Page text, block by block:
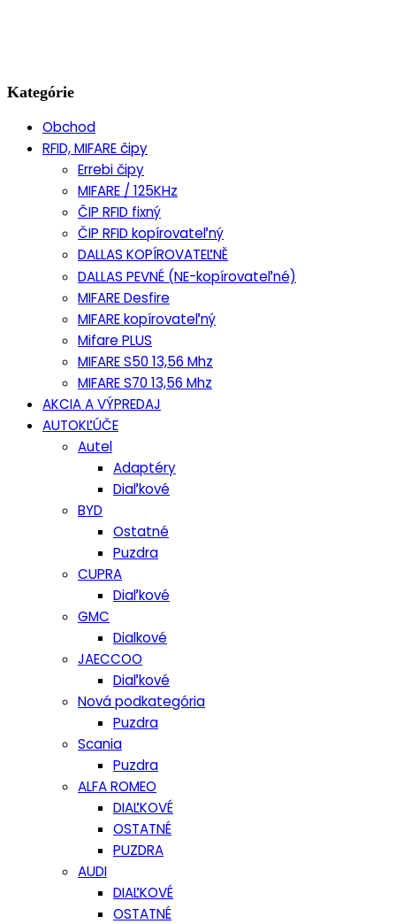
Kategórie
Obchod
RFID, MIFARE čipy
Errebi čipy
MIFARE / 125KHz
ČIP RFID fixný
ČIP RFID kopírovateľný
DALLAS KOPÍROVATEĽNĚ
DALLAS PEVNÉ (NE-kopírovateľné)
MIFARE Desfire
MIFARE kopírovateľný
Mifare PLUS
MIFARE S50 13,56 Mhz
MIFARE S70 13,56 Mhz
AKCIA A VÝPREDAJ
AUTOKĽÚČE
Autel
Adaptéry
Diaľkové
BYD
Ostatné
Puzdra
CUPRA
Diaľkové
GMC
Dialkové
JAECCOO
Diaľkové
Nová podkategória
Puzdra
Scania
Puzdra
ALFA ROMEO
DIAĽKOVÉ
OSTATNÉ
PUZDRA
AUDI
DIAĽKOVÉ
OSTATNÉ